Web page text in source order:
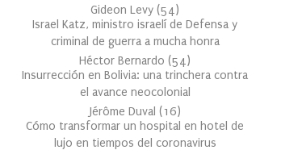
Gideon Levy (54)
Israel Katz, ministro israelí de Defensa y
criminal de guerra a mucha honra
Héctor Bernardo (54)
Insurrección en Bolivia: una trinchera contra
el avance neocolonial
Jérôme Duval (16)
Cómo transformar un hospital en hotel de
lujo en tiempos del coronavirus